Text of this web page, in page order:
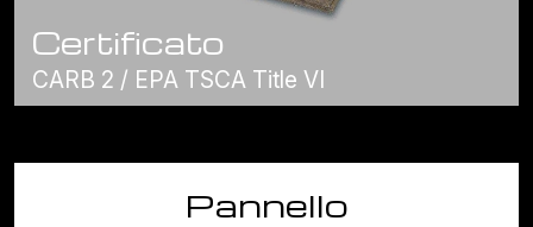
Certificato
CARB 2 / EPA TSCA Title VI
Pannello